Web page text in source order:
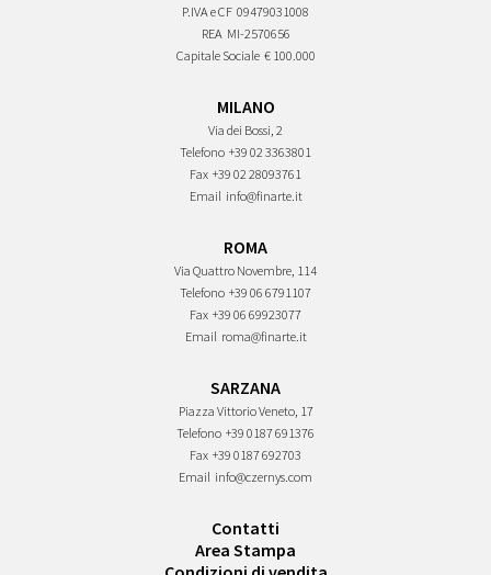
P.IVA e CF 09479031008
REA MI-2570656
Capitale Sociale € 100.000
MILANO
Via dei Bossi, 2
Telefono +39 02 3363801
Fax +39 02 28093761
Email info@finarte.it
ROMA
Via Quattro Novembre, 114
Telefono +39 06 6791107
Fax +39 06 69923077
Email roma@finarte.it
SARZANA
Piazza Vittorio Veneto, 17
Telefono +39 0187 691376
Fax +39 0187 692703
Email info@czernys.com
Contatti
Area Stampa